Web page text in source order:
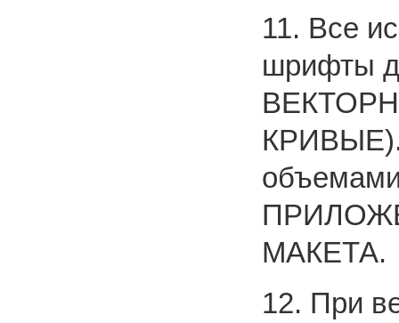
11. Все
шрифты
КРИВЫЕ).
МАКЕТА.
12. При